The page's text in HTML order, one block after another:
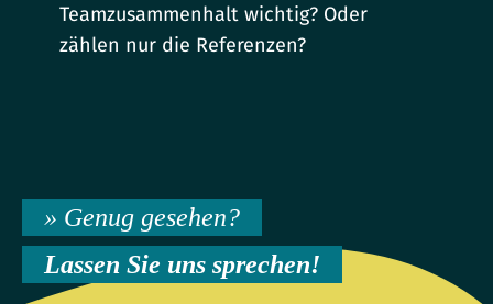
Teamzusammenhalt wichtig? Oder
zählen nur die Referenzen?
» Genug gesehen?
Lassen Sie uns sprechen!